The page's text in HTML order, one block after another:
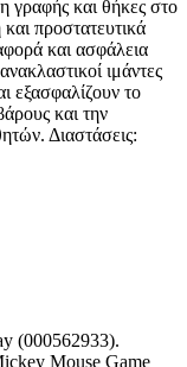
γραφής και θήκες στο
προστατευτικά
και ασφάλεια
ιμάντες
εξασφαλίζουν το
και την
Διαστάσεις:
(000562933).
Mouse Game